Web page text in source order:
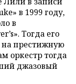
в 1999 году,
в
Тогда его
престижную
оркестр тогда
джазовый